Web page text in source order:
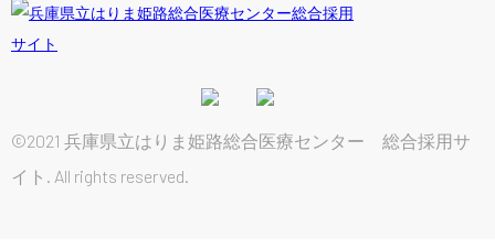
©2021 兵庫県立はりま姫路総合医療センター 総合採用サ
イト. All rights reserved.